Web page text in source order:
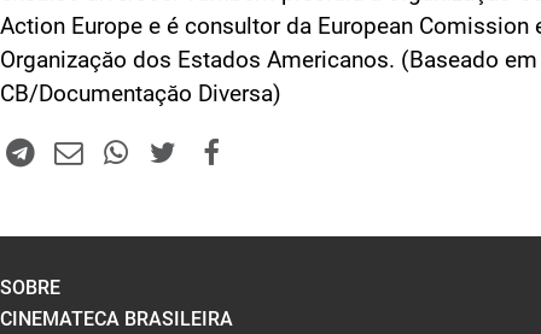
Action Europe e é consultor da European Comission
Organizaçăo dos Estados Americanos. (Baseado em
CB/Documentaçăo Diversa)
SOBRE
CINEMATECA BRASILEIRA